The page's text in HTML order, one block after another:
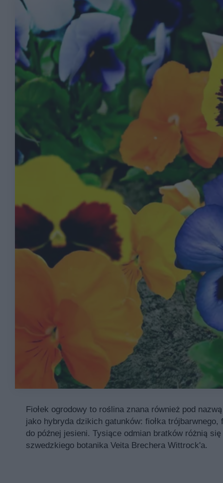
Fiołek ogrodowy to roślina znana również pod
jako hybryda dzikich gatunków: fiołka
do późnej jesieni. Tysiące odmian bratków różnią
szwedzkiego botanika Veita Brechera Wittrock'a.